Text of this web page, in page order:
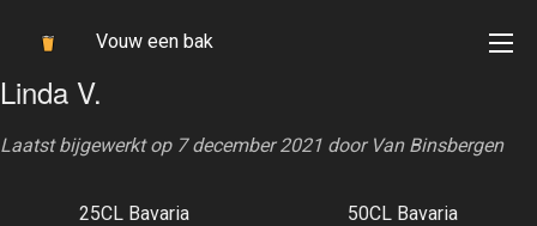
Vouw een bak
Linda V.
Laatst bijgewerkt op 7 december 2021 door Van Binsbergen
25CL Bavaria 50CL Bavaria